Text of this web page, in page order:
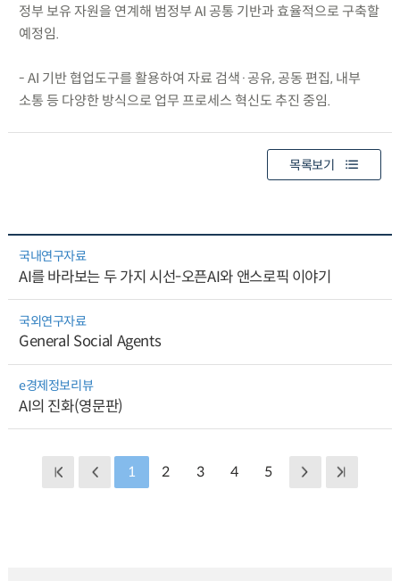
정부 보유 자원을 연계해 범정부 AI 공통 기반과 효율적으로 구축할
예정임.
- AI 기반 협업도구를 활용하여 자료 검색·공유, 공동 편집, 내부
소통 등 다양한 방식으로 업무 프로세스 혁신도 추진 중임.
목록보기
국내연구자료
AI를 바라보는 두 가지 시선-오픈AI와 앤스로픽 이야기
국외연구자료
General Social Agents
e경제정보리뷰
AI의 진화(영문판)
1 2 3 4 5